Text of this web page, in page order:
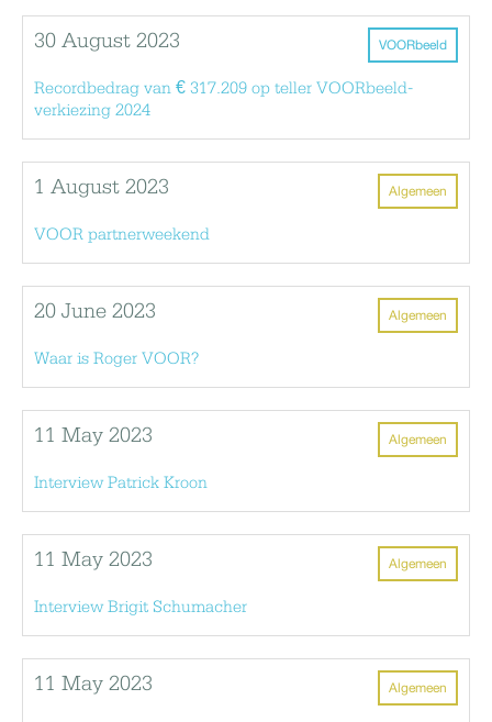
VOORbeeld
30 August 2023
Recordbedrag van € 317.209 op teller VOORbeeld-
verkiezing 2024
Algemeen
1 August 2023
VOOR partnerweekend
Algemeen
20 June 2023
Waar is Roger VOOR?
Algemeen
11 May 2023
Interview Patrick Kroon
Algemeen
11 May 2023
Interview Brigit Schumacher
Algemeen
11 May 2023